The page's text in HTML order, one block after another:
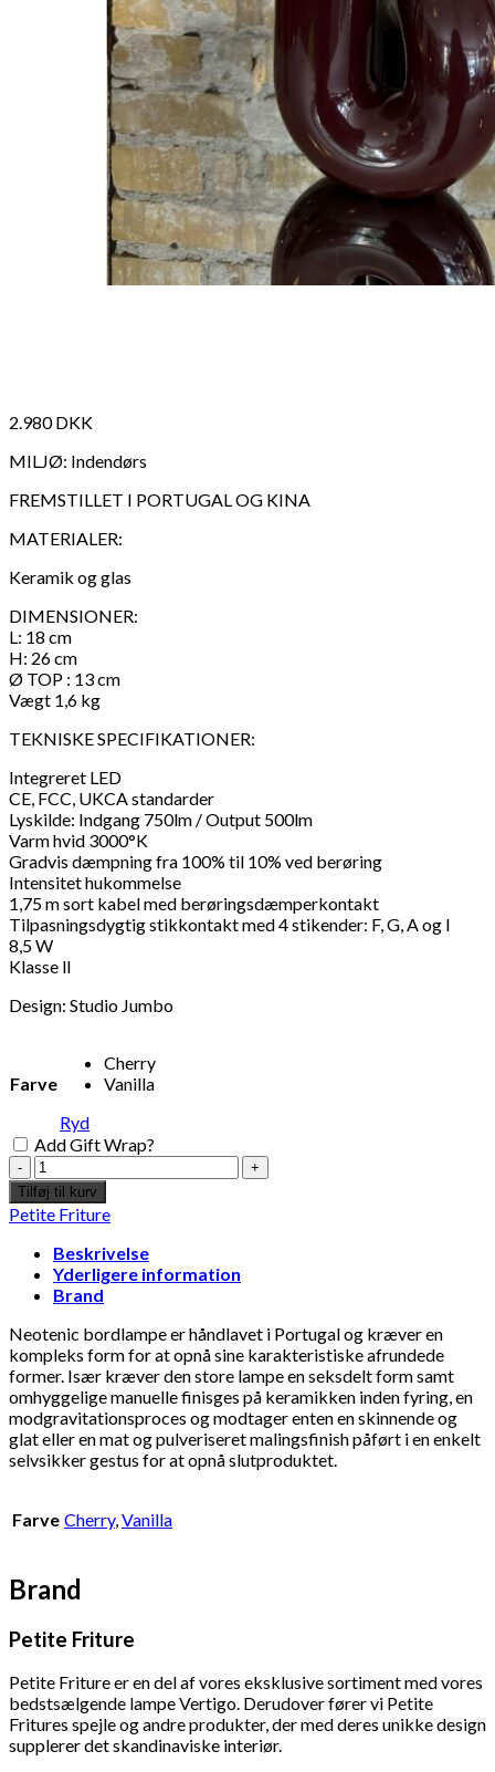
2.980DKK
MILJØ: Indendørs
FREMSTILLET I PORTUGAL OG KINA
MATERIALER:
Keramik og glas
DIMENSIONER:
L: 18 cm
H: 26 cm
Ø TOP : 13 cm
Vægt 1,6 kg
TEKNISKE SPECIFIKATIONER:
Integreret LED
CE, FCC, UKCA standarder
Lyskilde: Indgang 750lm / Output 500lm
Varm hvid 3000°K
Gradvis dæmpning fra 100% til 10% ved berøring
Intensitet hukommelse
1,75 m sort kabel med berøringsdæmperkontakt
Tilpasningsdygtig stikkontakt med 4 stikender: F, G, A og l
8,5 W
Klasse ll
Design: Studio Jumbo
Farve
Cherry
Vanilla
Ryd
Add Gift Wrap?
Studio
Jumbo
x
Petite
Friture
–
Neotenic
Bordlampe
–
cherry
antal
Tilføj til kurv
Petite Friture
Beskrivelse
Yderligere information
Brand
Neotenic bordlampe er håndlavet i Portugal og kræver en
kompleks form for at opnå sine karakteristiske afrundede
former. Især kræver den store lampe en seksdelt form samt
omhyggelige manuelle finisges på keramikken inden fyring, en
modgravitationsproces og modtager enten en skinnende og
glat eller en mat og pulveriseret malingsfinish påført i en enkelt
selvsikker gestus for at opnå slutproduktet.
Farve Cherry,Vanilla
Brand
Petite Friture
Petite Friture er en del af vores eksklusive sortiment med vores
bedstsælgende lampe Vertigo. Derudover fører vi Petite
Fritures spejle og andre produkter, der med deres unikke design
supplerer det skandinaviske interiør.